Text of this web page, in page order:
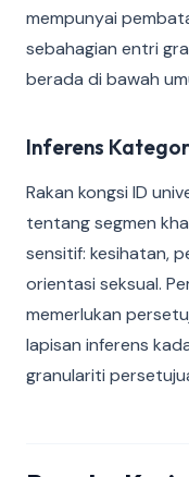
mempunyai
sebahagian entri
berada di bawah
Inferens
Rakan kongsi ID
tentang segmen
sensitif: kesihatan,
orientasi seksual.
memerlukan
lapisan inferens
granulariti